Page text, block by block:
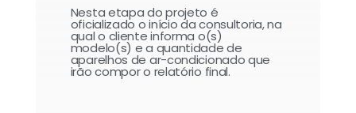
Nesta etapa do projeto é
oficializado o início da consultoria, na
qual o cliente informa o(s)
modelo(s) e a quantidade de
aparelhos de ar-condicionado que
irão compor o relatório final.​